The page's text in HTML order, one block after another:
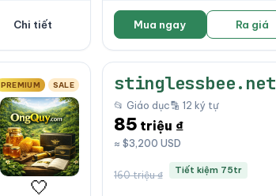
Chi tiết Mua ngay Ra giá
PREMIUM SALE
🤍
stinglessbee.net
📂 Giáo dục🔡 12 ký tự
85 triệu ₫
≈ $3,200 USD
160 triệu ₫ Tiết kiệm 75tr